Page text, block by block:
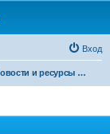
Вход
Новости и ресурсы Инфосел